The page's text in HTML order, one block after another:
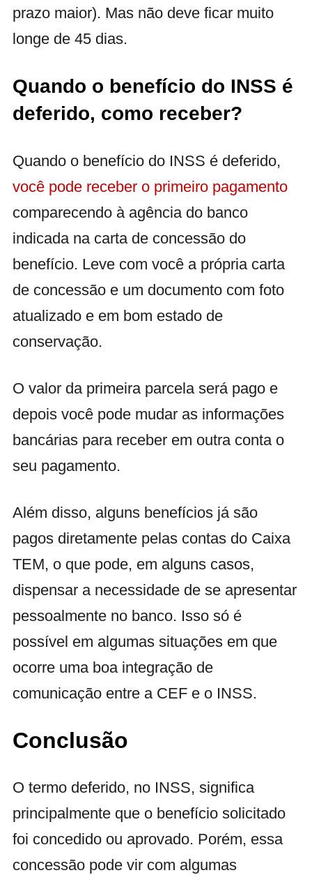
prazo maior). Mas não deve ficar muito
longe de 45 dias.
Quando o benefício do INSS é
deferido, como receber?
Quando o benefício do INSS é deferido,
você pode receber o primeiro pagamento
comparecendo à agência do banco
indicada na carta de concessão do
benefício. Leve com você a própria carta
de concessão e um documento com foto
atualizado e em bom estado de
conservação.
O valor da primeira parcela será pago e
depois você pode mudar as informações
bancárias para receber em outra conta o
seu pagamento.
Além disso, alguns benefícios já são
pagos diretamente pelas contas do Caixa
TEM, o que pode, em alguns casos,
dispensar a necessidade de se apresentar
pessoalmente no banco. Isso só é
possível em algumas situações em que
ocorre uma boa integração de
comunicação entre a CEF e o INSS.
Conclusão
O termo deferido, no INSS, significa
principalmente que o benefício solicitado
foi concedido ou aprovado. Porém, essa
concessão pode vir com algumas